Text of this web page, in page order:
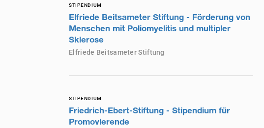
STIPENDIUM
Elfriede Beitsameter Stiftung - Förderung von
Menschen mit Poliomyelitis und multipler
Sklerose
Elfriede Beitsameter Stiftung
STIPENDIUM
Friedrich-Ebert-Stiftung - Stipendium für
Promovierende